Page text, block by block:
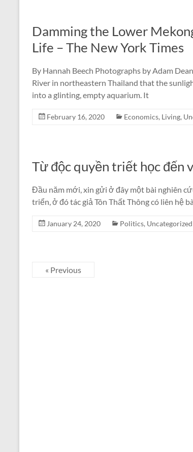
Damming the Lower
Life – The New York Times
By Hannah Beech Photographs by Adam
River in northeastern Thailand that the
into a glinting, empty aquarium. It
February 16, 2020 Economics, Living,
Từ độc quyền triết học
Đầu năm mới, xin gửi ở đây một bài nghiên
triển, ở đó tác giả Tôn Thất Thông có liên hệ
January 24, 2020 Politics, Uncategorized
« Previous